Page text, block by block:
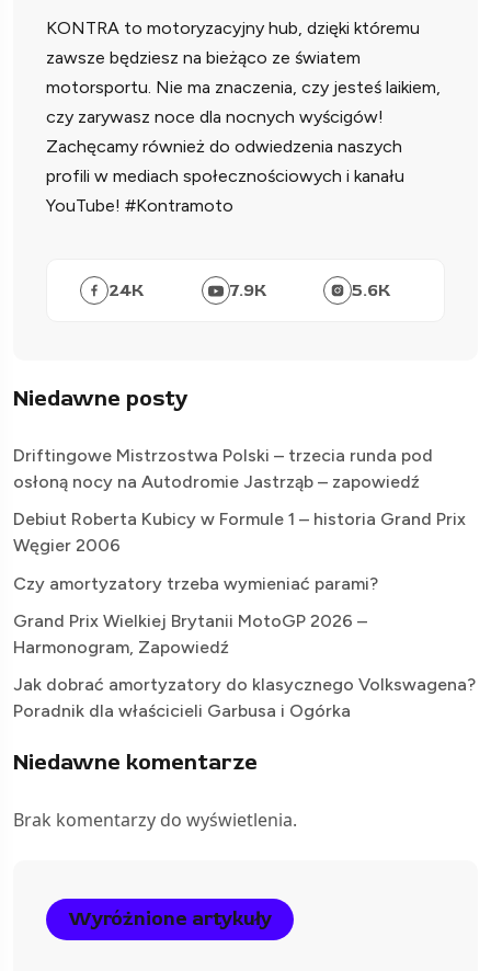
KONTRA to motoryzacyjny hub, dzięki któremu
zawsze będziesz na bieżąco ze światem
motorsportu. Nie ma znaczenia, czy jesteś laikiem,
czy zarywasz noce dla nocnych wyścigów!
Zachęcamy również do odwiedzenia naszych
profili w mediach społecznościowych i kanału
YouTube! #Kontramoto
24K 7.9K 5.6K
Niedawne posty
Driftingowe Mistrzostwa Polski – trzecia runda pod
osłoną nocy na Autodromie Jastrząb – zapowiedź
Debiut Roberta Kubicy w Formule 1 – historia Grand Prix
Węgier 2006
Czy amortyzatory trzeba wymieniać parami?
Grand Prix Wielkiej Brytanii MotoGP 2026 –
Harmonogram, Zapowiedź
Jak dobrać amortyzatory do klasycznego Volkswagena?
Poradnik dla właścicieli Garbusa i Ogórka
Niedawne komentarze
Brak komentarzy do wyświetlenia.
Wyróżnione artykuły